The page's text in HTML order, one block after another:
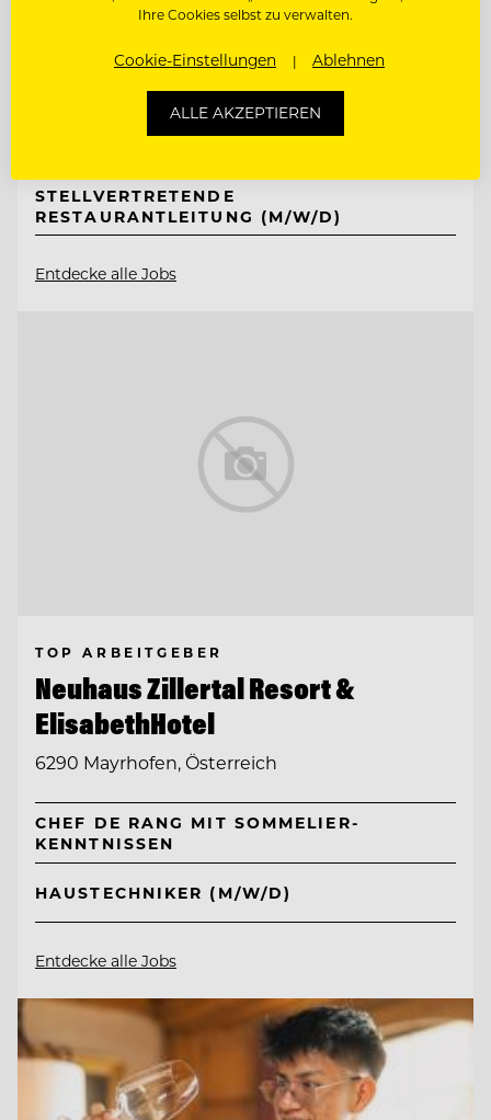
06536 Südharz/ OT Stolberg, Deutschland
STELLVERTRETENDE
RESTAURANTLEITUNG (M/W/D)
Entdecke alle Jobs
TOP ARBEITGEBER
Neuhaus Zillertal Resort &
ElisabethHotel
6290 Mayrhofen, Österreich
CHEF DE RANG MIT SOMMELIER-
KENNTNISSEN
HAUSTECHNIKER (M/W/D)
Entdecke alle Jobs
Ihre Cookies selbst zu verwalten.
Cookie-Einstellungen Ablehnen
ALLE AKZEPTIEREN